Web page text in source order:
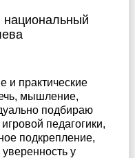
национальный
и практические
мышление,
подбираю
педагогики,
подкрепление,
у